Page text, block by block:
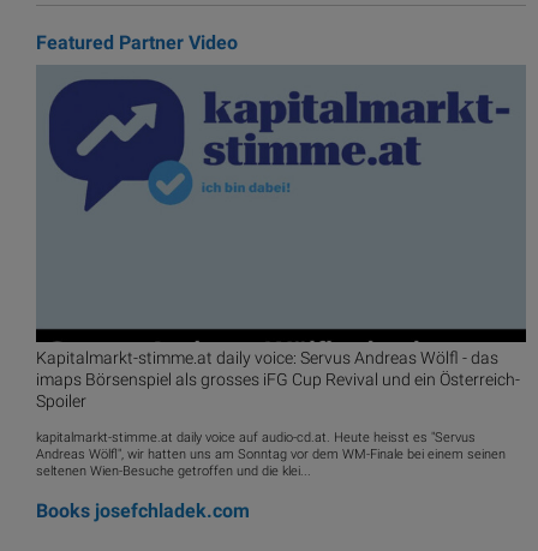
Featured Partner Video
Kapitalmarkt-stimme.at daily voice: Servus Andreas Wölfl - das
imaps Börsenspiel als grosses iFG Cup Revival und ein Österreich-
Spoiler
kapitalmarkt-stimme.at daily voice auf audio-cd.at. Heute heisst es "Servus
Andreas Wölfl", wir hatten uns am Sonntag vor dem WM-Finale bei einem seinen
seltenen Wien-Besuche getroffen und die klei...
Books josefchladek.com